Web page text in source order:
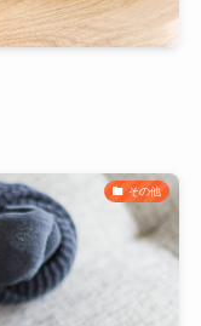
その他